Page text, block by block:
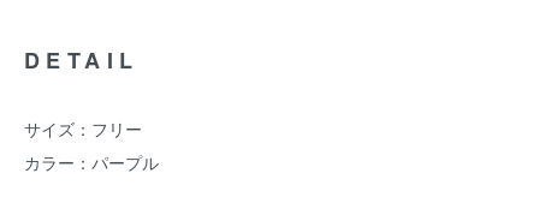
DETAIL
サイズ：フリー
カラー：パープル